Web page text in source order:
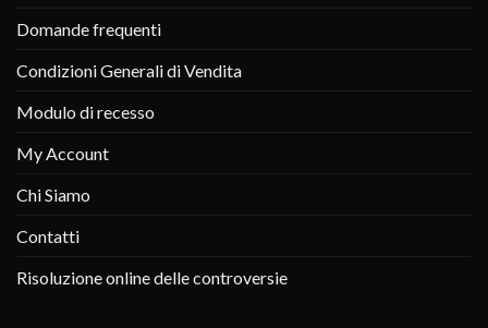
Domande frequenti
Condizioni Generali di Vendita
Modulo di recesso
My Account
Chi Siamo
Contatti
Risoluzione online delle controversie